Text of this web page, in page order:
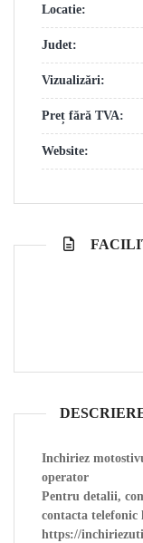
Locatie:
Judet:
Vizualizări:
Preț fără TVA:
Website:
Inchiriez
operator
Pentru detalii,
contacta telefonic
https://